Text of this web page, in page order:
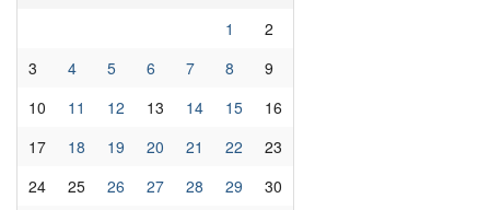
1
2
3
4 5 6 7 8
9
10
11 12 13 14 15
16
17
18 19 20 21 22
23
24
25 26 27 28 29
30